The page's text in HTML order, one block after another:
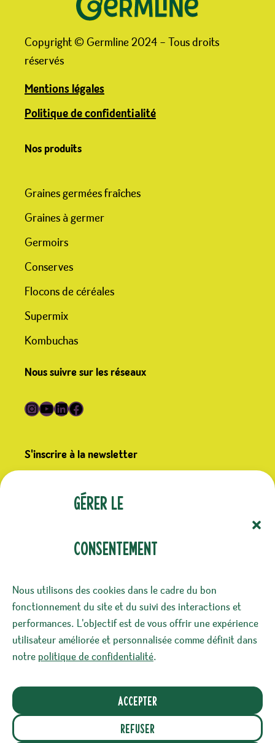
Gérer le
consentement
Nous utilisons des cookies dans le cadre du bon
fonctionnement du site et du suivi des interactions et
performances. L'objectif est de vous offrir une expérience
utilisateur améliorée et personnalisée comme définit dans
notre politique de confidentialité.
Accepter
Refuser
Copyright © Germline 2024 – Tous droits
réservés
Mentions légales
Politique de confidentialité
Nos produits
Graines germées fraîches
Graines à germer
Germoirs
Conserves
Flocons de céréales
Supermix
Kombuchas
Nous suivre sur les réseaux
Suivre Germline sur Instagram
Suivre Germline sur YouTube
Suivre Germline sur LinkedIn
Suivre Germline sur Facebook
S'inscrire à la newsletter
(Nécessaire)
J‘accepte le stockage et le traitement de mes
données par ce site. -Politique de
confidentialité *
Ce site a été éco-conçu dans l’objectif de réduire
son impact environnemental*. Nous prenons
également soin de vos données personnelles.